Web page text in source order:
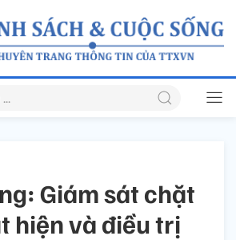
Giám sát chặt
hiện và điều trị